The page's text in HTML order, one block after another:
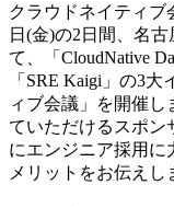
クラウドネイティブ
日(金)の2日間、名
て、「CloudNative
「SRE Kaigi」の3
ィブ会議」を開催
ていただけるスポン
にエンジニア採用に
メリットをお伝えし